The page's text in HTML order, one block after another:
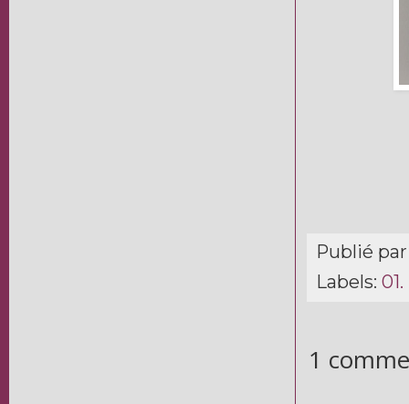
Publié
Labels:
1